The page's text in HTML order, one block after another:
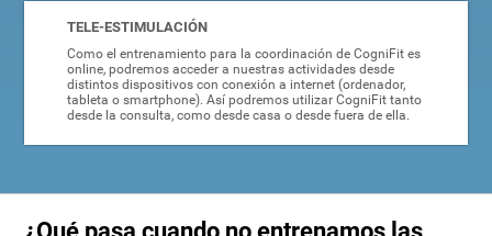
TELE-ESTIMULACIÓN
Como el entrenamiento para la coordinación de CogniFit es
online, podremos acceder a nuestras actividades desde
distintos dispositivos con conexión a internet (ordenador,
tableta o smartphone). Así podremos utilizar CogniFit tanto
desde la consulta, como desde casa o desde fuera de ella.